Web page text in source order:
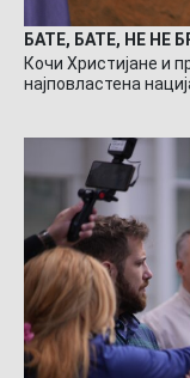
БАТЕ, БАТЕ, НЕ НЕ
Кочи Христијане и
најповластена